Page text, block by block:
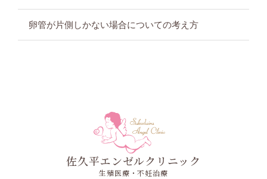
卵管が片側しかない場合についての考え方
佐久平エンゼルクリニック
生殖医療・不妊治療